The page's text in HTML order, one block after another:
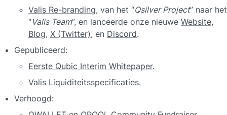
Valis Re-branding, van het “Qsilver Project” naar het
“Valis Team”, en lanceerde onze nieuwe Website
Blog, X (Twitter), en Discord.
Gepubliceerd:
Eerste Qubic Interim Whitepaper.
Valis Liquiditeitsspecificaties.
Verhoogd: